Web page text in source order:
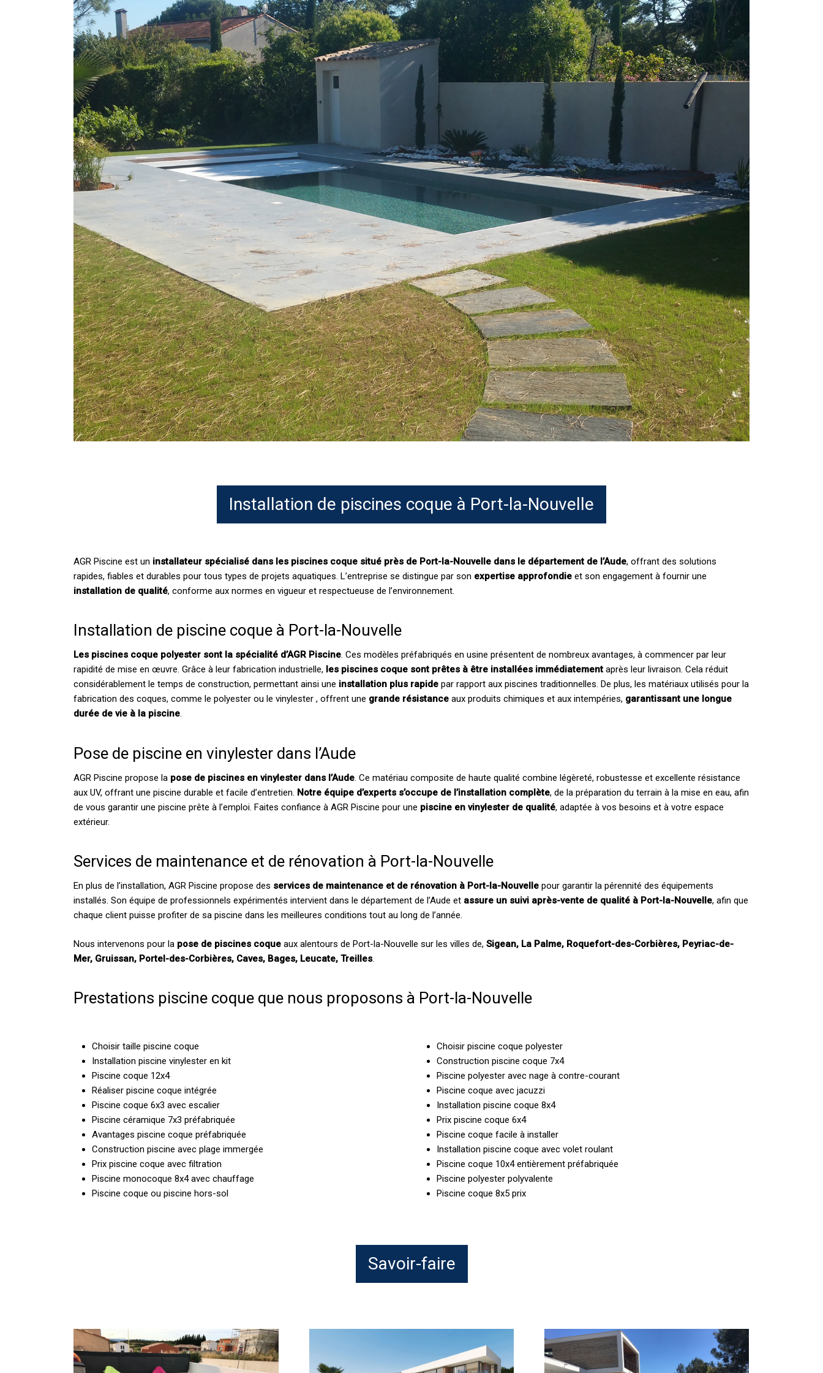
Installation de piscines coque à Port-la-Nouvelle
AGR Piscine est un installateur spécialisé dans les piscines coque situé près de Port-la-Nouvelle dans le département de l’Aude, offrant des solutions
rapides, fiables et durables pour tous types de projets aquatiques. L’entreprise se distingue par son expertise approfondie et son engagement à fournir une
installation de qualité, conforme aux normes en vigueur et respectueuse de l’environnement.
Installation de piscine coque à Port-la-Nouvelle
Les piscines coque polyester sont la spécialité d’AGR Piscine. Ces modèles préfabriqués en usine présentent de nombreux avantages, à commencer par leur
rapidité de mise en œuvre. Grâce à leur fabrication industrielle, les piscines coque sont prêtes à être installées immédiatement après leur livraison. Cela réduit
considérablement le temps de construction, permettant ainsi une installation plus rapide par rapport aux piscines traditionnelles. De plus, les matériaux utilisés pour la
fabrication des coques, comme le polyester ou le vinylester , offrent une grande résistance aux produits chimiques et aux intempéries, garantissant une longue
durée de vie à la piscine.
Pose de piscine en vinylester dans l’Aude
AGR Piscine propose la pose de piscines en vinylester dans l’Aude. Ce matériau composite de haute qualité combine légèreté, robustesse et excellente résistance
aux UV, offrant une piscine durable et facile d’entretien. Notre équipe d’experts s’occupe de l’installation complète, de la préparation du terrain à la mise en eau, afin
de vous garantir une piscine prête à l’emploi. Faites confiance à AGR Piscine pour une piscine en vinylester de qualité, adaptée à vos besoins et à votre espace
extérieur.
Services de maintenance et de rénovation à Port-la-Nouvelle
En plus de l’installation, AGR Piscine propose des services de maintenance et de rénovation à Port-la-Nouvelle pour garantir la pérennité des équipements
installés. Son équipe de professionnels expérimentés intervient dans le département de l’Aude et assure un suivi après-vente de qualité à Port-la-Nouvelle, afin que
chaque client puisse profiter de sa piscine dans les meilleures conditions tout au long de l’année.
Nous intervenons pour la pose de piscines coque aux alentours de Port-la-Nouvelle sur les villes de,Sigean, La Palme, Roquefort-des-Corbières, Peyriac-de-
Mer, Gruissan, Portel-des-Corbières, Caves, Bages, Leucate, Treilles.
Prestations piscine coque que nous proposons à Port-la-Nouvelle
Choisir taille piscine coque
Installation piscine vinylester en kit
Piscine coque 12x4
Réaliser piscine coque intégrée
Piscine coque 6x3 avec escalier
Piscine céramique 7x3 préfabriquée
Avantages piscine coque préfabriquée
Construction piscine avec plage immergée
Prix piscine coque avec filtration
Piscine monocoque 8x4 avec chauffage
Piscine coque ou piscine hors-sol
Choisir piscine coque polyester
Construction piscine coque 7x4
Piscine polyester avec nage à contre-courant
Piscine coque avec jacuzzi
Installation piscine coque 8x4
Prix piscine coque 6x4
Piscine coque facile à installer
Installation piscine coque avec volet roulant
Piscine coque 10x4 entièrement préfabriquée
Piscine polyester polyvalente
Piscine coque 8x5 prix
Savoir-faire
Pose
d’une
piscine
de
Construction
d’une
Piscine